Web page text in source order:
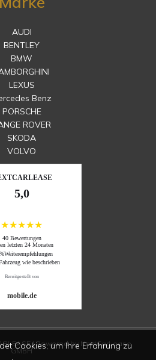
AUDI
BENTLEY
BMW
LEXUS
Benz
PORSCHE
ROVER
SKODA
VOLVO
5,0
★★★★★
40 Bewertungen
letzten 24 Monaten
%Weiterempfehlungen
wie beschrieben
Bereitgestellt von
mobile.de
| Powered by NextCarLease
GMBH
Cookies, um Ihre Erfahrung zu